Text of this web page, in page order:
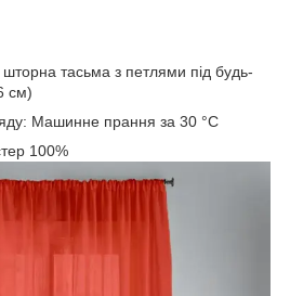
тасьма з петлями під будь-
см)
Машинне прання за 30 °C
100%